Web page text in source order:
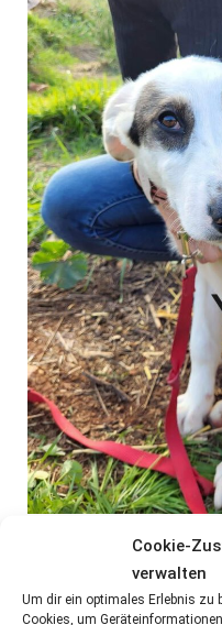
Cookie-
verwalten
Um dir ein optimales Erlebnis zu
Cookies, um